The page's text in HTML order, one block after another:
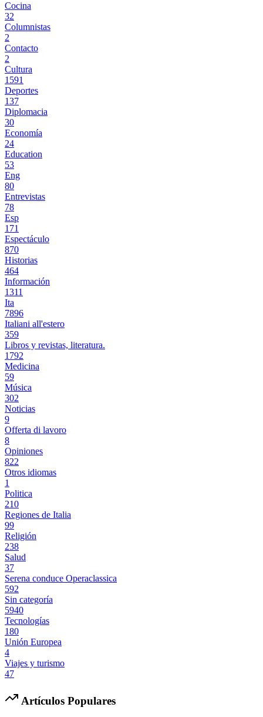
Cocina
32
Columnistas
2
Contacto
2
Cultura
1591
Deportes
137
Diplomacia
30
Economía
24
Education
53
Eng
80
Entrevistas
78
Esp
171
Espectáculo
870
Historias
464
Información
1311
Ita
7896
Italiani all'estero
359
Libros y revistas, literatura.
1792
Medicina
59
Música
302
Noticias
9
Offerta di lavoro
8
Opiniones
822
Otros idiomas
1
Politica
210
Regiones de Italia
99
Religión
238
Salud
37
Serena conduce Operaclassica
592
Sin categoría
5940
Tecnologías
180
Unión Europea
4
Viajes y turismo
47
Artículos Populares